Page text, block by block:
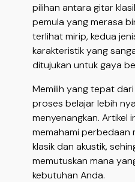
pilihan antara gitar
pemula yang merasa
terlihat mirip, kedua
karakteristik yang
ditujukan untuk gaya
Memilih yang tepat
proses belajar lebih
menyenangkan. Artikel
memahami
klasik dan akustik,
memutuskan mana
kebutuhan Anda.